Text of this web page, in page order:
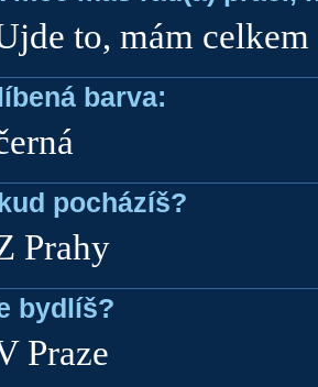
to, mám
barva:
pocházíš?
Prahy
bydlíš?
Praze